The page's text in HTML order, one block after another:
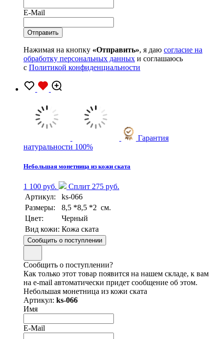
E-Mail
Нажимая на кнопку «Отправить», я даю согласие на
обработку персональных данных и соглашаюсь
с Политикой конфиденциальности
Гарантия
натуральности 100%
Небольшая монетница из кожи ската
1 100 руб.
Сплит 275 руб.
Артикул:
ks-066
Размеры:
8,5 *8,5 *2 см.
Цвет:
Черный
Вид кожи: Кожа ската
Сообщить о поступлении
Сообщить о поступлении?
Как только этот товар появится на нашем складе, к вам
на e-mail автоматически придет сообщение об этом.
Небольшая монетница из кожи ската
Артикул: ks-066
Имя
E-Mail